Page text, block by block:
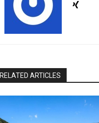
RELATED ARTICLES